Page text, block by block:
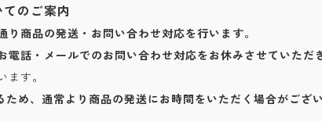
のご案内
商品の発送・お問い合わせ対応を行います。
話・メールでのお問い合わせ対応をお休みさせていただ
ます。
め、通常より商品の発送にお時間をいただく場合がござい